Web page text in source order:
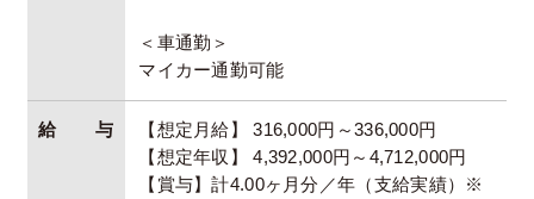
＜車通勤＞
マイカー通勤可能
給与
【想定月給】 316,000円～336,000円
【想定年収】 4,392,000円～4,712,000円
【賞与】計4.00ヶ月分／年（支給実績）※